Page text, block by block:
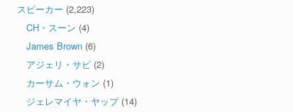
スピーカー (2,223)
CH・スーン (4)
James Brown (6)
アジェリ・サビ (2)
カーサム・ウォン (1)
ジェレマイヤ・ヤップ(14)